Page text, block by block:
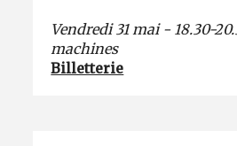
Vendredi 31 mai - 18.30-
machines
Billetterie